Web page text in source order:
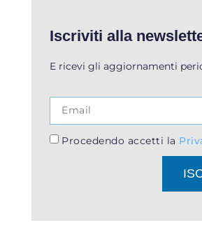
Iscriviti alla
E ricevi gli aggiornamenti
Procedendo accetti la